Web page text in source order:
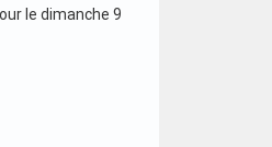
le dimanche 9